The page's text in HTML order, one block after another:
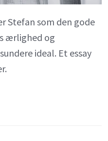
om
Stefan som den gode
ærlighed og
ideal. Et essay